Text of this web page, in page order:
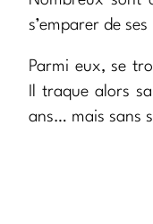
s’emparer de
Parmi eux, se
Il traque alors
ans… mais sans